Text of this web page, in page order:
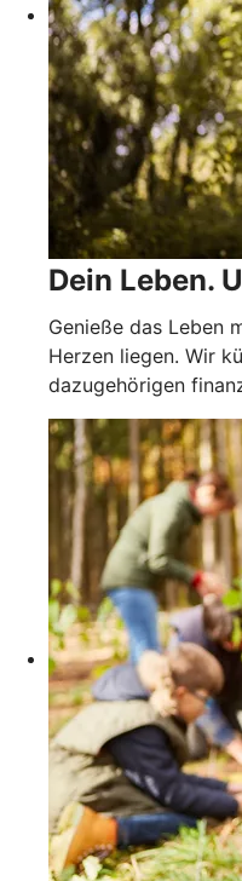
Dein Leben.
Genieße das Leben
Herzen liegen. Wir
dazugehörigen